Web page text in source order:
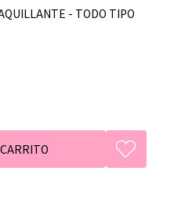
- TODO TIPO